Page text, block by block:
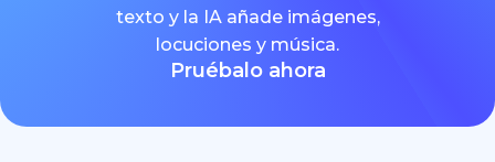
texto y la IA añade imágenes,
locuciones y música.
Pruébalo ahora